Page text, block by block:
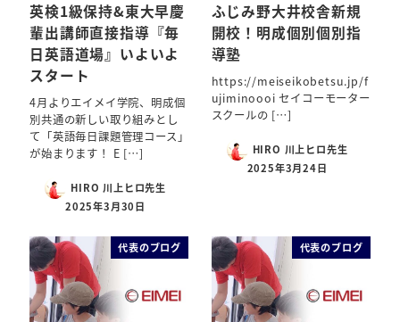
英検1級保持&東大早慶
輩出講師直接指導『毎
日英語道場』いよいよ
スタート
4月よりエイメイ学院、明成個
別共通の新しい取り組みとし
て「英語毎日課題管理コース」
が始まります！ E […]
HIRO 川上ヒロ先生
2025年3月30日
ふじみ野大井校舎新規
開校！明成個別個別指
導塾
https://meiseikobetsu.jp/f
ujiminoooi セイコーモーター
スクールの […]
HIRO 川上ヒロ先生
2025年3月24日
代表のブログ 代表のブログ